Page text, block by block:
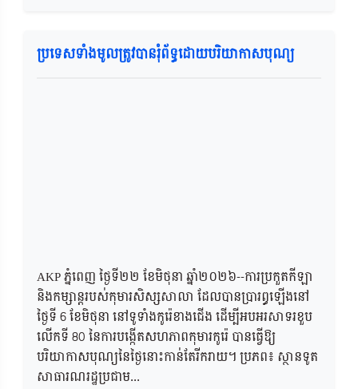
ប្រទេសទាំងមូលត្រូវបានរុំព័ទ្ធដោយបរិយាកាសបុណ្យ
AKP ភ្នំពេញ ថ្ងៃទី២២​ ខែមិថុនា ឆ្នាំ២០២៦--ការប្រកួតកីឡា
និងកម្សាន្តរបស់កុមារសិស្សសាលា ដែលបានប្រារព្ធឡើងនៅ
ថ្ងៃទី 6 ខែមិថុនា នៅទូទាំងកូរ៉េខាងជើង ដើម្បីអបអរសាទរខួប
លើកទី 80 នៃការបង្កើតសហភាពកុមារកូរ៉េ បានធ្វើឱ្យ
បរិយាកាសបុណ្យនៃថ្ងៃនោះកាន់តែរីករាយ។ ប្រភព៖ ស្ថានទូត
សាធារណរដ្ឋប្រជាម...